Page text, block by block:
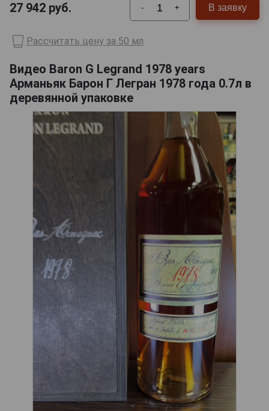
27 942 руб. - + В заявку
Рассчитать цену за 50 мл
Видео Baron G Legrand 1978 years
Арманьяк Барон Г Легран 1978 года 0.7л в
деревянной упаковке